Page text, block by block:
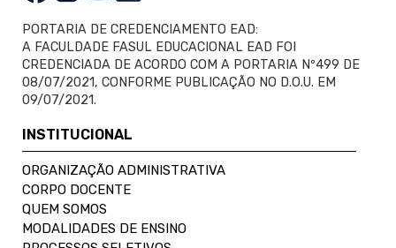
PORTARIA DE CREDENCIAMENTO EAD:
A FACULDADE FASUL EDUCACIONAL EAD FOI
CREDENCIADA DE ACORDO COM A PORTARIA Nº499 DE
08/07/2021, CONFORME PUBLICAÇÃO NO D.O.U. EM
09/07/2021.
INSTITUCIONAL
ORGANIZAÇÃO ADMINISTRATIVA
CORPO DOCENTE
QUEM SOMOS
MODALIDADES DE ENSINO